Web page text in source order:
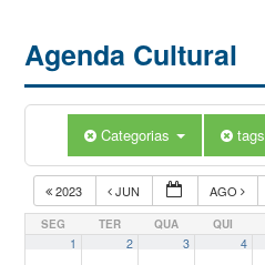
Agenda Cultural
Categorias tags
2023 JUN AGO
SEG TER QUA QUI
1 2 3 4